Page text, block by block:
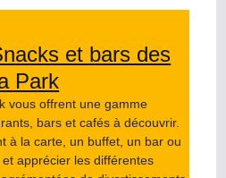
et bars des
Park
vous offrent une gamme
bars et cafés à découvrir.
à la carte, un buffet, un bar ou
apprécier les différentes